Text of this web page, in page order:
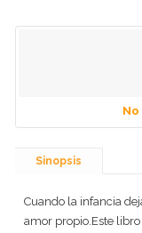
Sinopsis
Cuando la infancia
amor propio.Este